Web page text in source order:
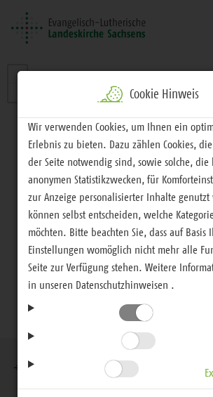
Brotkrumennavigation
EVLKS - interessiert
Cookie Hinweis
Wir verwenden Cookies, um Ihnen ein
Erlebnis zu bieten. Dazu zählen Cookies,
der Seite notwendig sind, sowie solche, die
anonymen Statistikzwecken, für
zur Anzeige personalisierter Inhalte genutzt
können selbst entscheiden, welche
möchten. Bitte beachten Sie, dass auf Basis
Einstellungen womöglich nicht mehr alle
Seite zur Verfügung stehen. Weitere
in unseren Datenschutzhinweisen .